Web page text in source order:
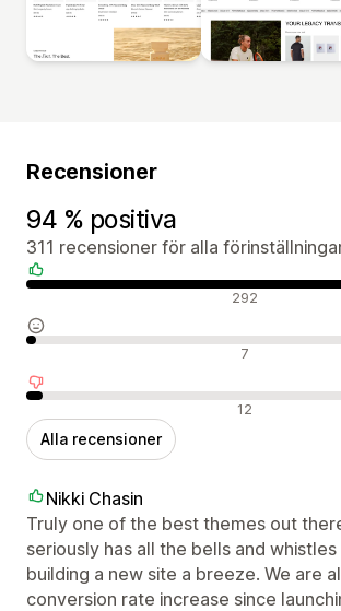
Recensioner
94 % positiva
311 recensioner för alla
Positiva recensioner 292
Neutrala recensioner 7
Negativa recensioner 12
Alla recensioner
Nikki Chasin
Truly one of the best themes out
seriously has all the bells and
building a new site a breeze. We are
conversion rate increase since